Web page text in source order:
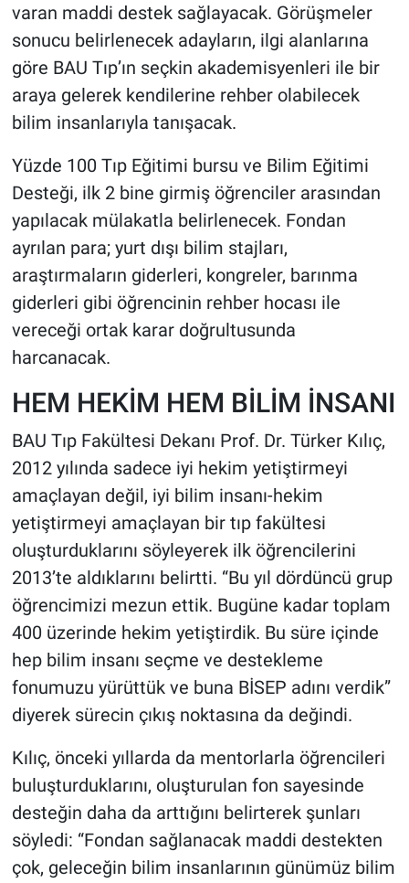
varan maddi destek sağlayacak. Görüşmeler
sonucu belirlenecek adayların, ilgi alanlarına
göre BAU Tıp’ın seçkin akademisyenleri ile bir
araya gelerek kendilerine rehber olabilecek
bilim insanlarıyla tanışacak.
Yüzde 100 Tıp Eğitimi bursu ve Bilim Eğitimi
Desteği, ilk 2 bine girmiş öğrenciler arasından
yapılacak mülakatla belirlenecek. Fondan
ayrılan para; yurt dışı bilim stajları,
araştırmaların giderleri, kongreler, barınma
giderleri gibi öğrencinin rehber hocası ile
vereceği ortak karar doğrultusunda
harcanacak.
HEM HEKİM HEM BİLİM İNSANI
BAU Tıp Fakültesi Dekanı Prof. Dr. Türker Kılıç,
2012 yılında sadece iyi hekim yetiştirmeyi
amaçlayan değil, iyi bilim insanı-hekim
yetiştirmeyi amaçlayan bir tıp fakültesi
oluşturduklarını söyleyerek ilk öğrencilerini
2013’te aldıklarını belirtti. “Bu yıl dördüncü grup
öğrencimizi mezun ettik. Bugüne kadar toplam
400 üzerinde hekim yetiştirdik. Bu süre içinde
hep bilim insanı seçme ve destekleme
fonumuzu yürüttük ve buna BİSEP adını verdik”
diyerek sürecin çıkış noktasına da değindi.
Kılıç, önceki yıllarda da mentorlarla öğrencileri
buluşturduklarını, oluşturulan fon sayesinde
desteğin daha da arttığını belirterek şunları
söyledi: “Fondan sağlanacak maddi destekten
çok, geleceğin bilim insanlarının günümüz bilim